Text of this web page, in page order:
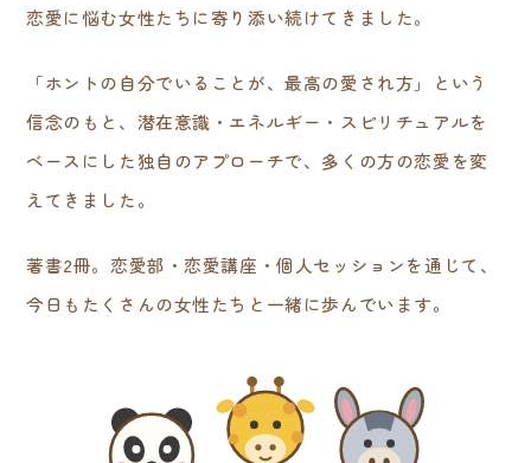
恋愛に悩む女性たちに寄り添い続けてきました。
「ホントの自分でいることが、最高の愛され方」という
信念のもと、潜在意識・エネルギー・スピリチュアルを
ベースにした独自のアプローチで、多くの方の恋愛を変
えてきました。
著書2冊。恋愛部・恋愛講座・個人セッションを通じて、
今日もたくさんの女性たちと一緒に歩んでいます。